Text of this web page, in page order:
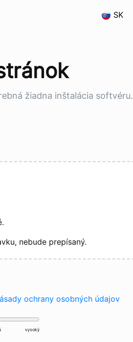
SK
žiadna inštalácia softvéru.
nebude prepísaný.
ochrany osobných údajov
vysoký